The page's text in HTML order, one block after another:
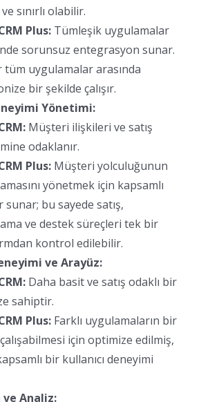
ve sınırlı olabilir.
Plus: Tümleşik uygulamalar
sorunsuz entegrasyon sunar.
tüm uygulamalar arasında
bir şekilde çalışır.
Yönetimi:
Müşteri ilişkileri ve satış
odaklanır.
Plus: Müşteri yolculuğunun
yönetmek için kapsamlı
sunar; bu sayede satış,
ve destek süreçleri tek bir
kontrol edilebilir.
ve Arayüz:
Daha basit ve satış odaklı bir
sahiptir.
Plus: Farklı uygulamaların bir
için optimize edilmiş,
bir kullanıcı deneyimi
ve Analiz: